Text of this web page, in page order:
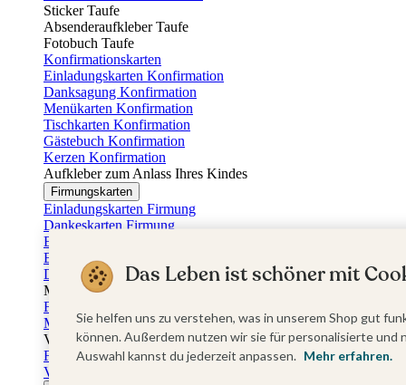
Sticker Taufe
Absenderaufkleber Taufe
Fotobuch Taufe
Konfirmationskarten
Einladungskarten Konfirmation
Danksagung Konfirmation
Menükarten Konfirmation
Tischkarten Konfirmation
Gästebuch Konfirmation
Kerzen Konfirmation
Aufkleber zum Anlass Ihres Kindes
Firmungskarten
Einladungskarten Firmung
Dankeskarten Firmung
Einschulungskarten
Einladungskarten Einschulung
Danksagung Einschulung
Muttertag
Fotogeschenke Muttertag
Muttertagskarten
Vatertag
Fotogeschenke Vatertag
Vatertagskarten
Das Leben ist schöner mit
Sie helfen uns zu verstehen, was in unserem Shop gut
können. Außerdem nutzen wir sie für personalisierte
Auswahl kannst du jederzeit anpassen. Mehr erfahren.